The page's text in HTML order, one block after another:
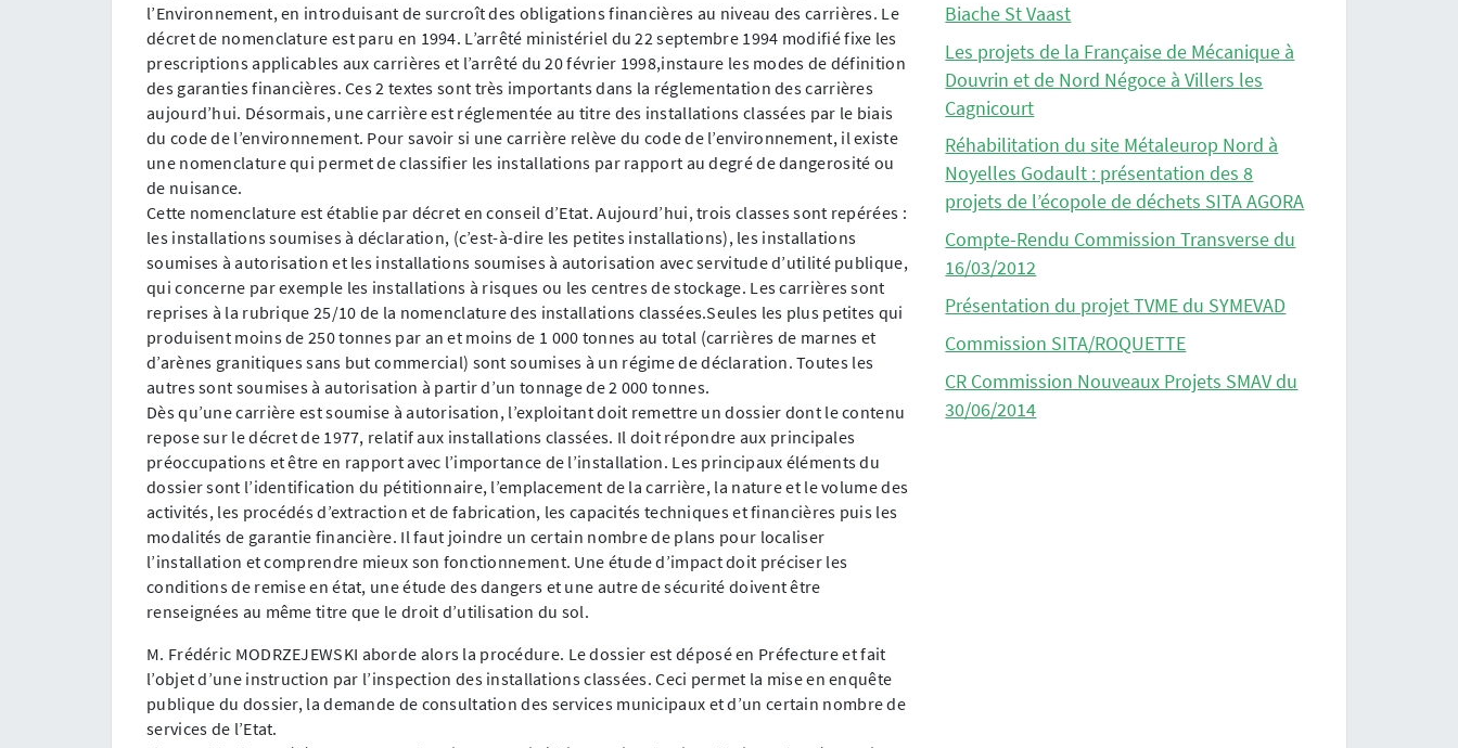
l’Environnement, en introduisant de surcroît des obligations financières au niveau des carrières. Le
décret de nomenclature est paru en 1994. L’arrêté ministériel du 22 septembre 1994 modifié fixe les
prescriptions applicables aux carrières et l’arrêté du 20 février 1998,instaure les modes de définition
des garanties financières. Ces 2 textes sont très importants dans la réglementation des carrières
aujourd’hui. Désormais, une carrière est réglementée au titre des installations classées par le biais
du code de l’environnement. Pour savoir si une carrière relève du code de l’environnement, il existe
une nomenclature qui permet de classifier les installations par rapport au degré de dangerosité ou
de nuisance.
Cette nomenclature est établie par décret en conseil d’Etat. Aujourd’hui, trois classes sont repérées :
les installations soumises à déclaration, (c’est-à-dire les petites installations), les installations
soumises à autorisation et les installations soumises à autorisation avec servitude d’utilité publique,
qui concerne par exemple les installations à risques ou les centres de stockage. Les carrières sont
reprises à la rubrique 25/10 de la nomenclature des installations classées.Seules les plus petites qui
produisent moins de 250 tonnes par an et moins de 1 000 tonnes au total (carrières de marnes et
d’arènes granitiques sans but commercial) sont soumises à un régime de déclaration. Toutes les
autres sont soumises à autorisation à partir d’un tonnage de 2 000 tonnes.
Dès qu’une carrière est soumise à autorisation, l’exploitant doit remettre un dossier dont le contenu
repose sur le décret de 1977, relatif aux installations classées. Il doit répondre aux principales
préoccupations et être en rapport avec l’importance de l’installation. Les principaux éléments du
dossier sont l’identification du pétitionnaire, l’emplacement de la carrière, la nature et le volume des
activités, les procédés d’extraction et de fabrication, les capacités techniques et financières puis les
modalités de garantie financière. Il faut joindre un certain nombre de plans pour localiser
l’installation et comprendre mieux son fonctionnement. Une étude d’impact doit préciser les
conditions de remise en état, une étude des dangers et une autre de sécurité doivent être
renseignées au même titre que le droit d’utilisation du sol.
M. Frédéric MODRZEJEWSKI aborde alors la procédure. Le dossier est déposé en Préfecture et fait
l’objet d’une instruction par l’inspection des installations classées. Ceci permet la mise en enquête
publique du dossier, la demande de consultation des services municipaux et d’un certain nombre de
services de l’Etat.
Biache St Vaast
Les projets de la Française de Mécanique à
Douvrin et de Nord Négoce à Villers les
Cagnicourt
Réhabilitation du site Métaleurop Nord à
Noyelles Godault : présentation des 8
projets de l’écopole de déchets SITA AGORA
Compte-Rendu Commission Transverse du
16/03/2012
Présentation du projet TVME du SYMEVAD
Commission SITA/ROQUETTE
CR Commission Nouveaux Projets SMAV du
30/06/2014